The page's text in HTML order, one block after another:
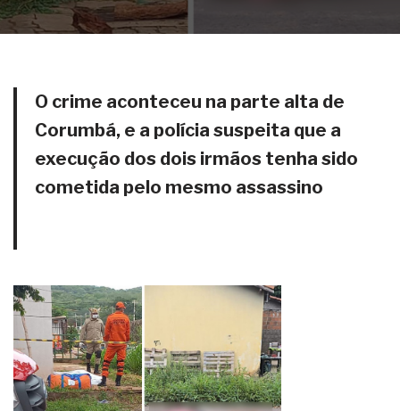
O crime aconteceu na parte alta de
Corumbá, e a polícia suspeita que a
execução dos dois irmãos tenha sido
cometida pelo mesmo assassino